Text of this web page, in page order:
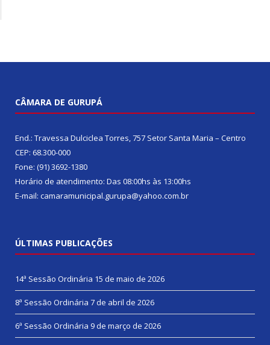
CÂMARA DE GURUPÁ
End.: Travessa Dulciclea Torres, 757 Setor Santa Maria – Centro
CEP: 68.300-000
Fone: (91) 3692-1380
Horário de atendimento: Das 08:00hs às 13:00hs
E-mail: camaramunicipal.gurupa@yahoo.com.br
ÚLTIMAS PUBLICAÇÕES
14ª Sessão Ordinária 15 de maio de 2026
8ª Sessão Ordinária 7 de abril de 2026
6ª Sessão Ordinária 9 de março de 2026